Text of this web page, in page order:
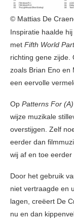
© Mattias De
Inspiratie haalde
met Fifth World
richting gene zijde.
zoals Brian Eno en
een eervolle
Op Patterns For
wijze muzikale
overstijgen. Zelf
eerder dan
wij af en toe eerder
Door het gebruik
niet vertraagde en
lagen, creëert De
nu en dan